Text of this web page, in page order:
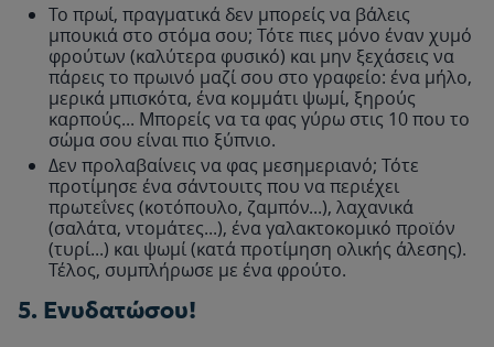
Το πρωί, πραγματικά δεν μπορείς να βάλεις
μπουκιά στο στόμα σου; Τότε πιες μόνο έναν χυμό
φρούτων (καλύτερα φυσικό) και μην ξεχάσεις να
πάρεις το πρωινό μαζί σου στο γραφείο: ένα μήλο,
μερικά μπισκότα, ένα κομμάτι ψωμί, ξηρούς
καρπούς... Μπορείς να τα φας γύρω στις 10 που το
σώμα σου είναι πιο ξύπνιο.
Δεν προλαβαίνεις να φας μεσημεριανό; Τότε
προτίμησε ένα σάντουιτς που να περιέχει
πρωτεΐνες (κοτόπουλο, ζαμπόν...), λαχανικά
(σαλάτα, ντομάτες...), ένα γαλακτοκομικό προϊόν
(τυρί...) και ψωμί (κατά προτίμηση ολικής άλεσης).
Τέλος, συμπλήρωσε με ένα φρούτο.
5. Ενυδατώσου!